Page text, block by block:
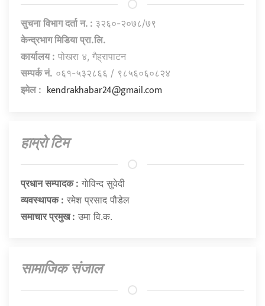
सुचना विभाग दर्ता न. : ३२६०-२०७८/७९
केन्द्रभाग मिडिया प्रा.लि.
कार्यालय : पोखरा ४, गैह्रापाटन
सम्पर्क नं. ०६१-५३२८६६ / ९८५६०६०८२४
इमेल : kendrakhabar24@gmail.com
हाम्राे टिम
प्रधान सम्पादक : गाेविन्द सुवेदी
व्यवस्थापक : रमेश प्रसाद पौडेल
समाचार प्रमुख : उमा वि.क.
सामाजिक संजाल